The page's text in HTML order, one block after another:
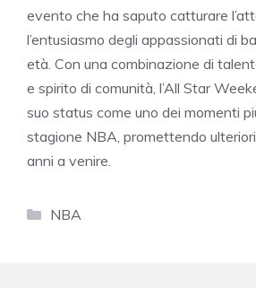
evento che ha saputo catturare
l’entusiasmo degli appassionati di
età. Con una combinazione di
e spirito di comunità, l’All Star
suo status come uno dei momenti
stagione NBA, promettendo
anni a venire.
Categorie
NBA